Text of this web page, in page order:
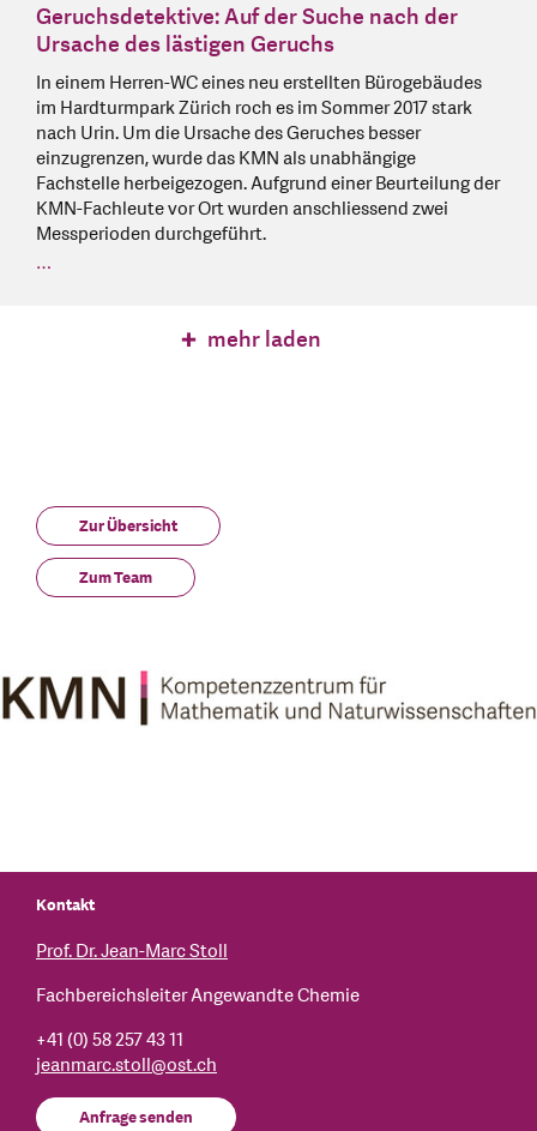
Geruchsdetektive: Auf der Suche nach der
Ursache des lästigen Geruchs
In einem Herren-WC eines neu erstellten Bürogebäudes
im Hardturmpark Zürich roch es im Sommer 2017 stark
nach Urin. Um die Ursache des Geruches besser
einzugrenzen, wurde das KMN als unabhängige
Fachstelle herbeigezogen. Aufgrund einer Beurteilung der
KMN-Fachleute vor Ort wurden anschliessend zwei
Messperioden durchgeführt.
…
mehr laden
Zur Übersicht
Zum Team
Kontakt
Prof. Dr. Jean-Marc Stoll
Fachbereichsleiter Angewandte Chemie
+41 (0) 58 257 43 11
jeanmarc.stoll@ost.ch
Anfrage senden